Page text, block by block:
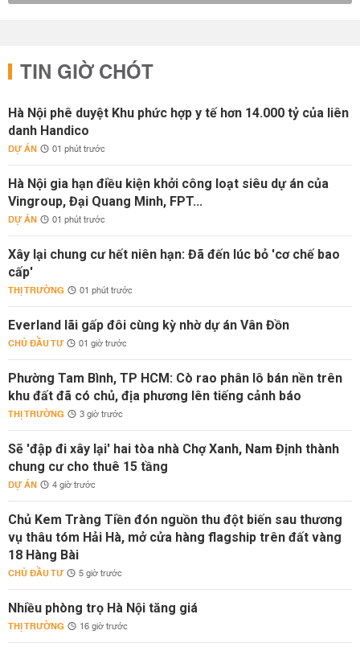
TIN GIỜ CHÓT
Hà Nội phê duyệt Khu phức hợp y tế hơn 14.000 tỷ của liên
danh Handico
DỰ ÁN 01 phút trước
Hà Nội gia hạn điều kiện khởi công loạt siêu dự án của
Vingroup, Đại Quang Minh, FPT...
DỰ ÁN 01 phút trước
Xây lại chung cư hết niên hạn: Đã đến lúc bỏ 'cơ chế bao
cấp'
THỊ TRƯỜNG 01 phút trước
Everland lãi gấp đôi cùng kỳ nhờ dự án Vân Đồn
CHỦ ĐẦU TƯ 01 giờ trước
Phường Tam Bình, TP HCM: Cò rao phân lô bán nền trên
khu đất đã có chủ, địa phương lên tiếng cảnh báo
THỊ TRƯỜNG 3 giờ trước
Sẽ 'đập đi xây lại' hai tòa nhà Chợ Xanh, Nam Định thành
chung cư cho thuê 15 tầng
DỰ ÁN 4 giờ trước
Chủ Kem Tràng Tiền đón nguồn thu đột biến sau thương
vụ thâu tóm Hải Hà, mở cửa hàng flagship trên đất vàng
18 Hàng Bài
CHỦ ĐẦU TƯ 5 giờ trước
Nhiều phòng trọ Hà Nội tăng giá
THỊ TRƯỜNG 16 giờ trước